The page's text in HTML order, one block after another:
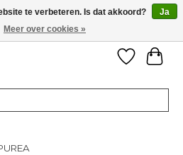
te verbeteren. Is dat akkoord?
Ja
Meer over cookies »